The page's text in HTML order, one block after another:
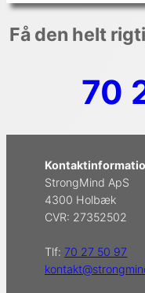
Få den helt
70
StrongMind ApS
4300 Holbæk
CVR: 27352502
Tlf: 70 27 50 97